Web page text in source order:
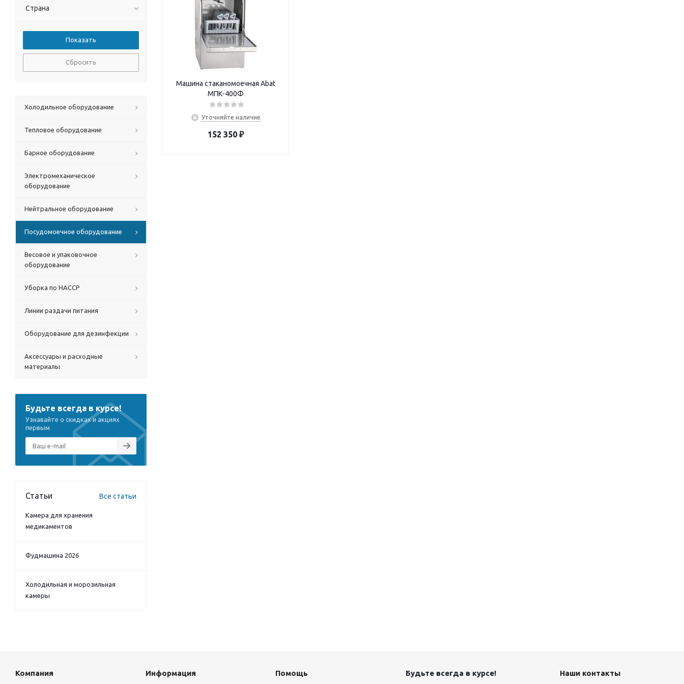
Машина стаканомоечная Abat
МПК-400Ф
Уточняйте наличие
152 350 ₽
Страна
Сбросить
Холодильное оборудование
Тепловое оборудование
Барное оборудование
Электромеханическое
оборудование
Нейтральное оборудование
Посудомоечное оборудование
Весовое и упаковочное
оборудование
Уборка по HACCP
Линии раздачи питания
Оборудование для дезинфекции
Аксессуары и расходные
материалы
Будьте всегда в курсе!
Узнавайте о скидках и акциях
первым
Статьи Все статьи
Камера для хранения
медикаментов
Фудмашина 2026
Холодильная и морозильная
камеры
Компания Информация Помощь Будьте всегда в курсе! Наши контакты